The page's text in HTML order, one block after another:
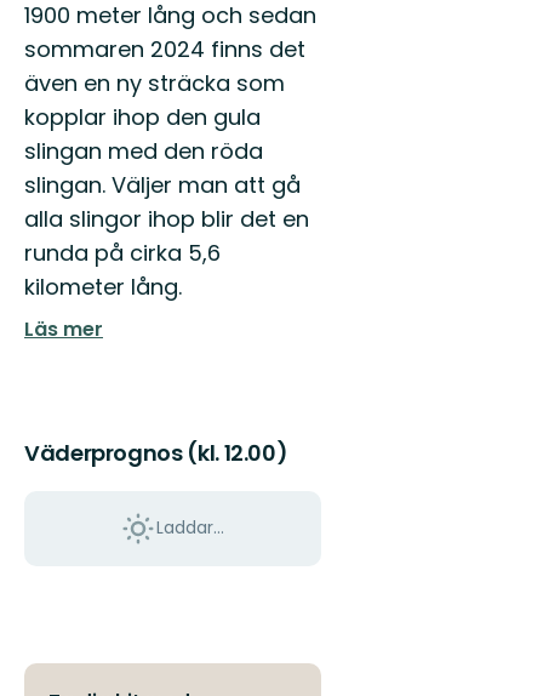
1900 meter lång och sedan
sommaren 2024 finns det
även en ny sträcka som
kopplar ihop den gula
slingan med den röda
slingan. Väljer man att gå
alla slingor ihop blir det en
runda på cirka 5,6
kilometer lång.
Läs mer
Väderprognos (kl. 12.00)
Laddar...